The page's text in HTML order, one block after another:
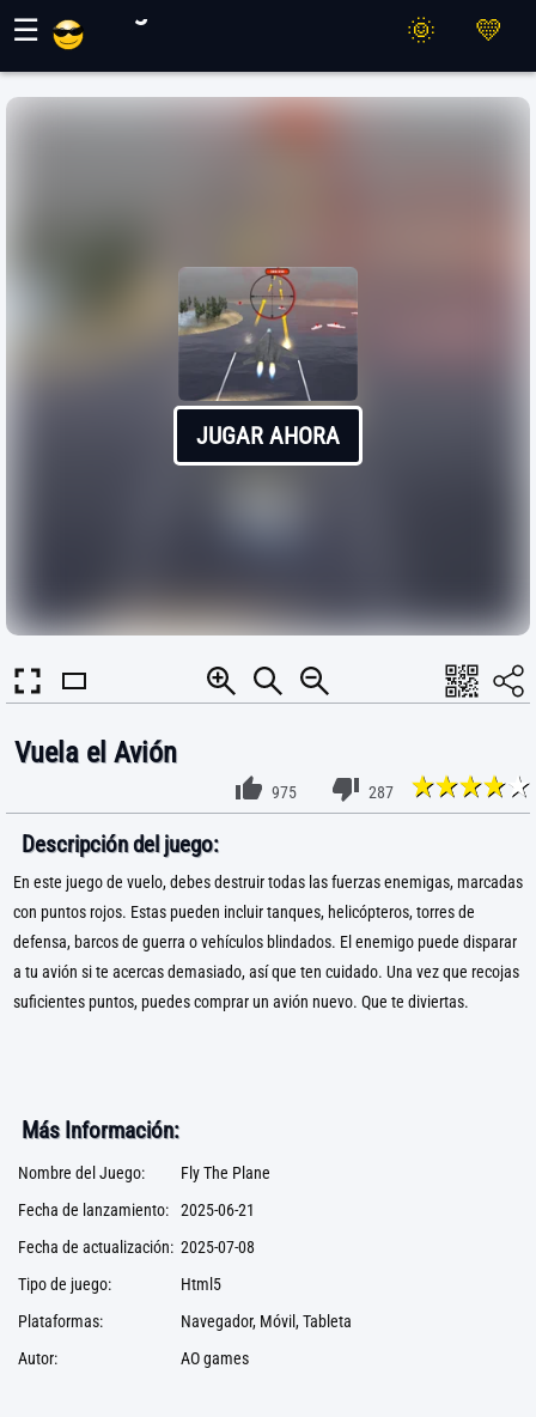
☰
JUGAR AHORA
Vuela el Avión
975 287
Descripción del juego:
En este juego de vuelo, debes destruir todas las fuerzas enemigas, marcadas
con puntos rojos. Estas pueden incluir tanques, helicópteros, torres de
defensa, barcos de guerra o vehículos blindados. El enemigo puede disparar
a tu avión si te acercas demasiado, así que ten cuidado. Una vez que recojas
suficientes puntos, puedes comprar un avión nuevo. Que te diviertas.
Más Información:
Nombre del Juego:
Fly The Plane
Fecha de lanzamiento: 2025-06-21
Fecha de actualización: 2025-07-08
Tipo de juego:
Html5
Plataformas:
Navegador, Móvil, Tableta
Autor:
AO games